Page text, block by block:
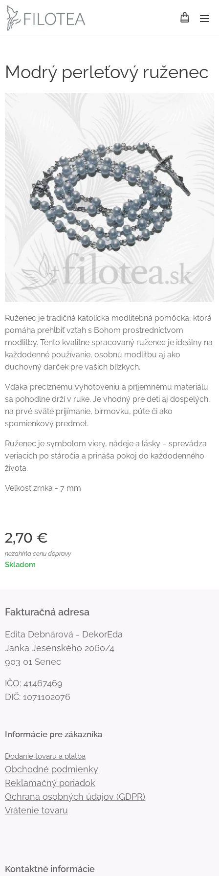
Modrý perleťový ruženec
Ruženec je tradičná katolícka modlitebná pomôcka, ktorá
pomáha prehĺbiť vzťah s Bohom prostredníctvom
modlitby. Tento kvalitne spracovaný ruženec je ideálny na
každodenné používanie, osobnú modlitbu aj ako
duchovný darček pre vašich blízkych.
Vďaka precíznemu vyhotoveniu a príjemnému materiálu
sa pohodlne drží v ruke. Je vhodný pre deti aj dospelých,
na prvé sväté prijímanie, birmovku, púte či ako
spomienkový predmet.
Ruženec je symbolom viery, nádeje a lásky – sprevádza
veriacich po stáročia a prináša pokoj do každodenného
života.
Veľkosť zrnka - 7 mm
2,70 €
nezahŕňa cenu dopravy
Skladom
Fakturačná adresa
Edita Debnárová - DekorEda
Janka Jesenského 2060/4
903 01 Senec
IČO: 41467469
DIČ: 1071102076
Informácie pre zákazníka
Dodanie tovaru a platba
Obchodné podmienky
Reklamačný poriadok
Ochrana osobných údajov (GDPR)
Vrátenie tovaru
Kontaktné informácie